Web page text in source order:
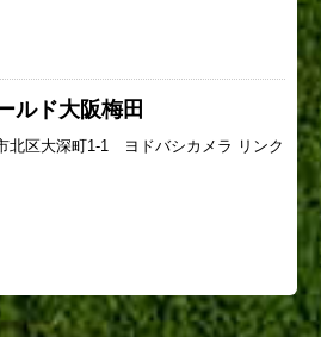
ルド大阪梅田
北区大深町1-1 ヨドバシカメラ リンク